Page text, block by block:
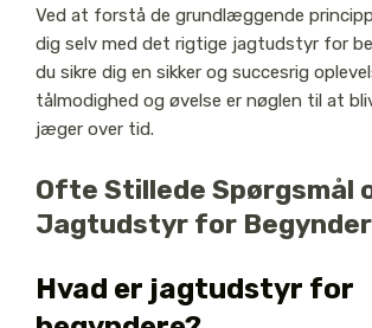
Ved at forstå de grundlæggende
dig selv med det rigtige jagtudstyr for
du sikre dig en sikker og succesrig
tålmodighed og øvelse er nøglen til at
jæger over tid.
Ofte Stillede Spørgsmål
Jagtudstyr for
Hvad er jagtudstyr for